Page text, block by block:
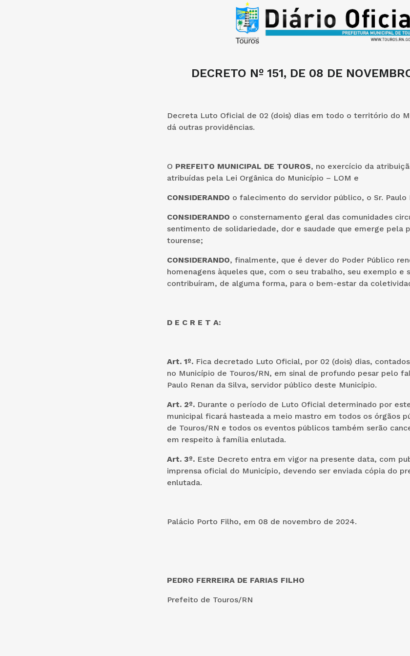
DECRETO Nº 151, DE 08 DE
Decreta Luto Oficial de 02 (dois) dias em todo o território do
dá outras providências.
O PREFEITO MUNICIPAL DE TOUROS, no exercício da
atribuídas pela Lei Orgânica do Município – LOM e
CONSIDERANDO o falecimento do servidor público, o Sr. Paulo
CONSIDERANDO o consternamento geral das comunidades
sentimento de solidariedade, dor e saudade que emerge pela
tourense;
CONSIDERANDO, finalmente, que é dever do Poder Público
homenagens àqueles que, com o seu trabalho, seu exemplo e
contribuíram, de alguma forma, para o bem-estar da
D E C R E T A:
Art. 1º.Fica decretado Luto Oficial, por 02 (dois) dias,
no Município de Touros/RN, em sinal de profundo pesar pelo
Paulo Renan da Silva, servidor público deste Município.
Art. 2º.Durante o período de Luto Oficial determinado por
municipal ficará hasteada a meio mastro em todos os órgãos
de Touros/RN e todos os eventos públicos também serão
em respeito à família enlutada.
Art. 3º. Este Decreto entra em vigor na presente data, com
imprensa oficial do Município, devendo ser enviada cópia do
enlutada.
Palácio Porto Filho, em 08 de novembro de 2024.
PEDRO FERREIRA DE FARIAS FILHO
Prefeito de Touros/RN